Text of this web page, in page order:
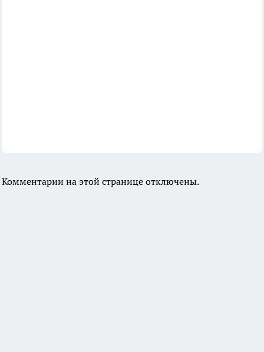
Комментарии на этой странице отключены.